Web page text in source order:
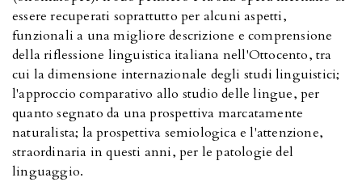
essere recuperati soprattutto per alcuni aspetti,
funzionali a una migliore descrizione e comprensione
della riflessione linguistica italiana nell'Ottocento, tra
cui la dimensione internazionale degli studi linguistici;
l'approccio comparativo allo studio delle lingue, per
quanto segnato da una prospettiva marcatamente
naturalista; la prospettiva semiologica e l'attenzione,
straordinaria in questi anni, per le patologie del
linguaggio.